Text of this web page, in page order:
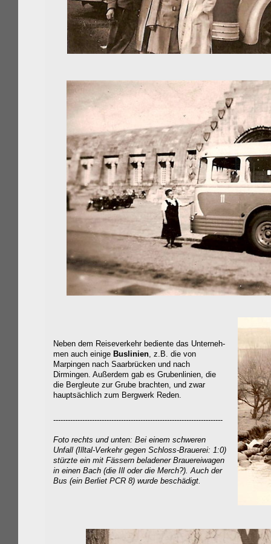
Neben dem Reiseverkehr bediente das Unterneh-
men auch einige Buslinien, z.B. die von
Marpingen nach Saarbrücken und nach
Dirmingen. Außerdem gab es Grubenlinien, die
die Bergleute zur Grube brachten, und zwar
hauptsächlich zum Bergwerk Reden.
----------------------------------------------------------------------
Foto rechts und unten: Bei einem schweren
Unfall (Illtal-Verkehr gegen Schloss-Brauerei: 1:0)
stürzte ein mit Fässern beladener Brauereiwagen
in einen Bach (die Ill oder die Merch?). Auch der
Bus (ein Berliet PCR 8) wurde beschädigt.